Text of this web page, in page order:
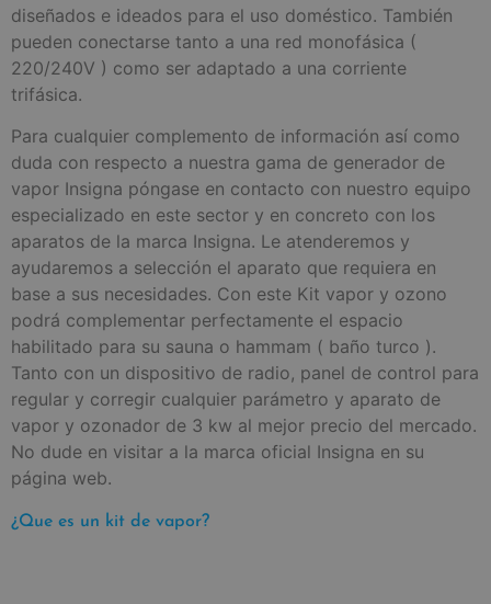
diseñados e ideados para el uso doméstico. También
pueden conectarse tanto a una red monofásica (
220/240V ) como ser adaptado a una corriente
trifásica.
Para cualquier complemento de información así como
duda con respecto a nuestra gama de generador de
vapor Insigna póngase en contacto con nuestro equipo
especializado en este sector y en concreto con los
aparatos de la marca Insigna. Le atenderemos y
ayudaremos a selección el aparato que requiera en
base a sus necesidades. Con este Kit vapor y ozono
podrá complementar perfectamente el espacio
habilitado para su sauna o hammam ( baño turco ).
Tanto con un dispositivo de radio, panel de control para
regular y corregir cualquier parámetro y aparato de
vapor y ozonador de 3 kw al mejor precio del mercado.
No dude en visitar a la marca oficial Insigna en su
página web.
¿Que es un kit de vapor?